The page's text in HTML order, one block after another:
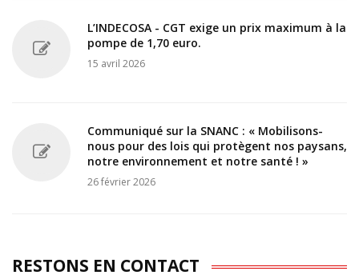
L’INDECOSA - CGT exige un prix maximum à la
pompe de 1,70 euro.
15 avril 2026
Communiqué sur la SNANC : « Mobilisons-
nous pour des lois qui protègent nos paysans,
notre environnement et notre santé ! »
26 février 2026
RESTONS EN CONTACT